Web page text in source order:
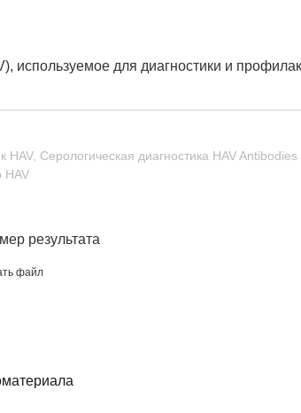
используемое для диагностики и
Серологическая диагностика HAVAntibodies
HAV
результата
файл